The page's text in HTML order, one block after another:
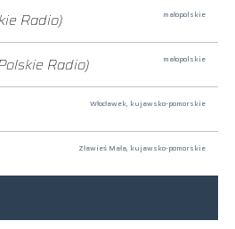
Radio) małopolskie
Radio) małopolskie
Włocławek, kujawsko-pomorskie
Zławieś Mała, kujawsko-pomorskie